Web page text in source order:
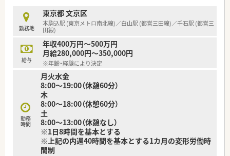
ヘルプ体制が万全です。
【求人情報について】
■管理薬剤師として、ご経験に応じて年収600万円での採用を検
討いたします。
■賞与は年2回、合計3ヶ月分の支給実績があり、安定した高収入
を実現できます。
■毎年1月に定期昇給があり、日々の頑張りがきちんと給与に反
映されます。
【勤務実態について】
■水曜・日曜・祝日が休みの完全週休2日で、土曜は午前のみの勤
務体系です。
■年間休日は128日と非常に多く、プライベートな時間をしっか
りと確保できます。
■残業はほとんど発生しないため、仕事後の予定も立てやすくメ
勤務地
東京都 文京区
本駒込駅 (東京メトロ南北線)／白山駅 (都営三田線)／千石駅 (都営三
田線)
給与
年収400万円～500万円
月給280,000円～350,000円
※年齢・経験により決定
勤務
時間
月火水金
8:00～19:00（休憩60分）
木
8:00～18:00（休憩60分）
土
8:00～13:00（休憩なし）
※1日8時間を基本とする
※上記の内週40時間を基本とする1カ月の変形労働時
間制